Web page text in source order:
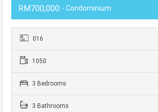
RM700,000 - Condominium
016
1050
3 Bedrooms
3 Bathrooms